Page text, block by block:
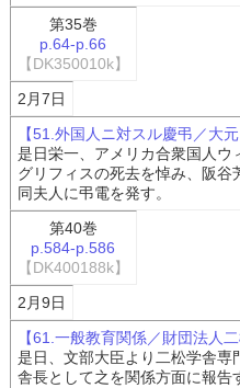
第35巻
p.64-p.66
【DK350010k】
2月7日
【51.外国人ニ対スル慶弔／大
是日栄一、アメリカ合衆国人ウ
グリフィスの死去を悼み、阪谷
同夫人に弔電を発す。
第40巻
p.584-p.586
【DK400188k】
2月9日
【61.一般教育関係／財団法人二
是日、文部大臣より二松学舎専
舎長として之を関係方面に報告